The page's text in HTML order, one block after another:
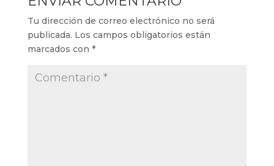
Tu dirección de correo electrónico no será
publicada. Los campos obligatorios están
marcados con *